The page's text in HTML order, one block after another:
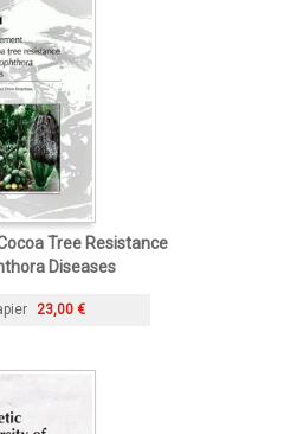
Tree Resistance
Diseases
23,00 €